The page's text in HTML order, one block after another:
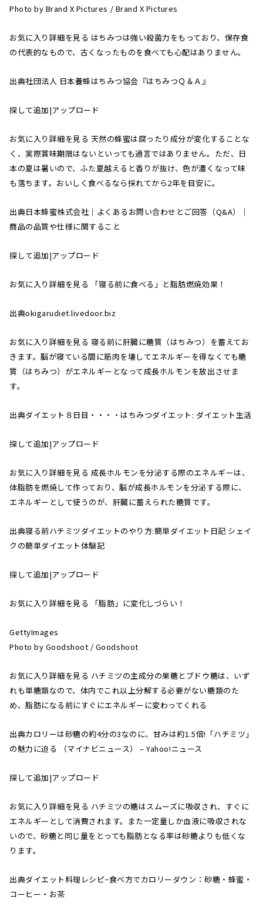
Photo by Brand X Pictures / Brand X Pictures
お気に入り詳細を見る はちみつは強い殺菌力をもっており、保存食
の代表的なもので、古くなったものを食べても心配はありません。
出典社団法人 日本養蜂はちみつ協会『はちみつＱ＆Ａ』
探して追加|アップロード
お気に入り詳細を見る 天然の蜂蜜は腐ったり成分が変化することな
く、実際賞味期限はないといっても過言ではありません。ただ、日
本の夏は暑いので、ふた夏越えると香りが抜け、色が濃くなって味
も落ちます。おいしく食べるなら採れてから2年を目安に。
出典日本蜂蜜株式会社｜よくあるお問い合わせとご回答（Q&A）｜
商品の品質や仕様に関すること
探して追加|アップロード
お気に入り詳細を見る 「寝る前に食べる」と脂肪燃焼効果！
出典okigarudiet.livedoor.biz
お気に入り詳細を見る 寝る前に肝臓に糖質（はちみつ）を蓄えてお
きます。脳が寝ている間に筋肉を壊してエネルギーを得なくても糖
質（はちみつ）がエネルギーとなって成長ホルモンを放出させま
す。
出典ダイエット８日目・・・・はちみつダイエット: ダイエット生活
探して追加|アップロード
お気に入り詳細を見る 成長ホルモンを分泌する際のエネルギーは、
体脂肪を燃焼して作っており、脳が成長ホルモンを分泌する際に、
エネルギーとして使うのが、肝臓に蓄えられた糖質です。
出典寝る前ハチミツダイエットのやり方:簡単ダイエット日記 シェイ
クの簡単ダイエット体験記
探して追加|アップロード
お気に入り詳細を見る 「脂肪」に変化しづらい！
GettyImages
Photo by Goodshoot / Goodshoot
お気に入り詳細を見る ハチミツの主成分の果糖とブドウ糖は、いず
れも単糖類なので、体内でこれ以上分解する必要がない糖類のた
め、脂肪になる前にすぐにエネルギーに変わってくれる
出典カロリーは砂糖の約4分の3なのに、甘みは約1.5倍!「ハチミツ」
の魅力に迫る （マイナビニュース） – Yahoo!ニュース
探して追加|アップロード
お気に入り詳細を見る ハチミツの糖はスムーズに吸収され、すぐに
エネルギーとして消費されます。また一定量しか血液に吸収されな
いので、砂糖と同じ量をとっても脂肪となる率は砂糖よりも低くな
ります。
出典ダイエット料理レシピ−食べ方でカロリーダウン：砂糖・蜂蜜・
コーヒー・お茶